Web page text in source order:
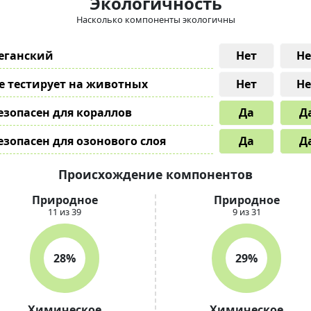
Насколько компоненты экологичны
Нет
тестирует на животных
Нет
для кораллов
Да
для озонового слоя
Да
Происхождение компонентов
Природное
11 из 39
28%
Природное
9 из 31
29%